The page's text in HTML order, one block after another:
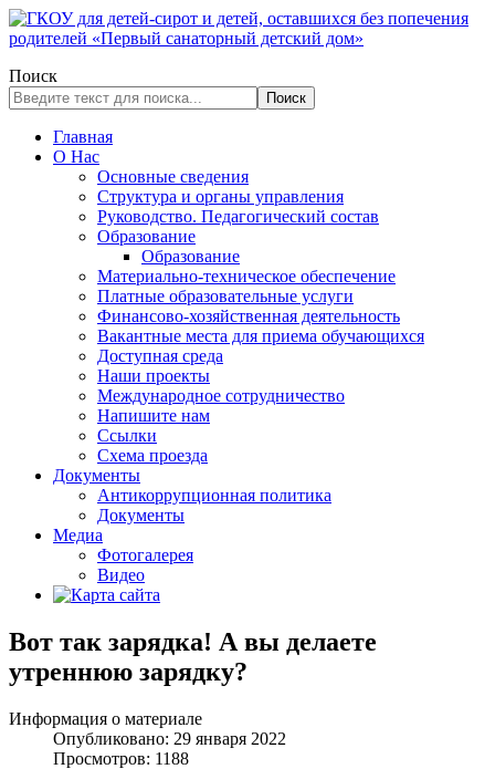
Поиск
Поиск
Главная
О Нас
Основные сведения
Структура и органы управления
Руководство. Педагогический состав
Образование
Образование
Материально-техническое обеспечение
Платные образовательные услуги
Финансово-хозяйственная деятельность
Вакантные места для приема обучающихся
Доступная среда
Наши проекты
Международное сотрудничество
Напишите нам
Ссылки
Схема проезда
Документы
Антикоррупционная политика
Документы
Медиа
Фотогалерея
Видео
Вот так зарядка! А вы делаете
утреннюю зарядку?
Информация о материале
Опубликовано: 29 января 2022
Просмотров: 1188